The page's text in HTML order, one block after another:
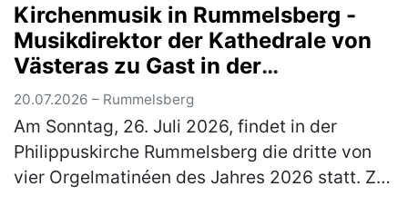
die Elektrobranche zentraler…(mehr)
Kirchenmusik in Rummelsberg -
Musikdirektor der Kathedrale von
Västeras zu Gast in der
Philippuskirche
20.07.2026 – Rummelsberg
Am Sonntag, 26. Juli 2026, findet in der
Philippuskirche Rummelsberg die dritte von
vier Orgelmatinéen des Jahres 2026 statt. Zu